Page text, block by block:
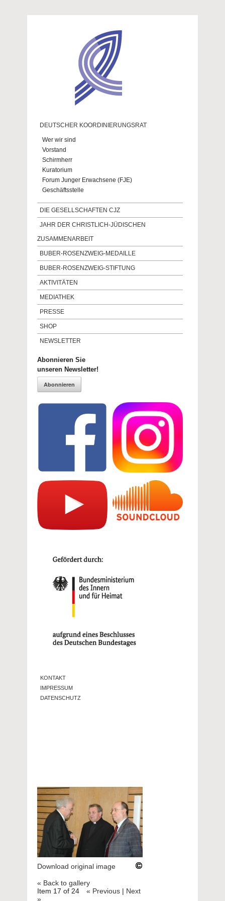
DEUTSCHER KOORDINIERUNGSRAT
Wer wir sind
Vorstand
Schirmherr
Kuratorium
Forum Junger Erwachsene (FJE)
Geschäftsstelle
DIE GESELLSCHAFTEN CJZ
JAHR DER CHRISTLICH-JÜDISCHEN
ZUSAMMENARBEIT
BUBER-ROSENZWEIG-MEDAILLE
BUBER-ROSENZWEIG-STIFTUNG
AKTIVITÄTEN
MEDIATHEK
PRESSE
SHOP
NEWSLETTER
Abonnieren Sie
unseren Newsletter!
Abonnieren
KONTAKT
IMPRESSUM
DATENSCHUTZ
Download original image
« Back to gallery
Item 17 of 24
« Previous | Next
»